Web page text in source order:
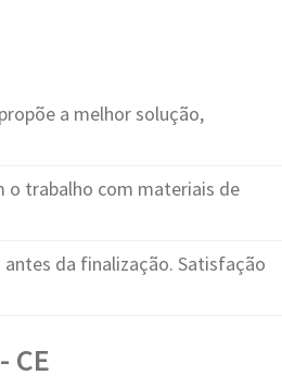
a melhor solução,
o trabalho com materiais de
da finalização. Satisfação
CE